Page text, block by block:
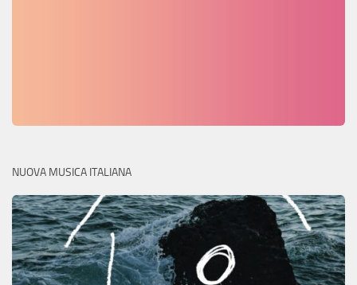
NUOVA MUSICA ITALIANA